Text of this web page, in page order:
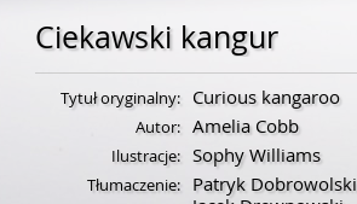
Ciekawski kangur
Tytuł oryginalny: Curious kangaroo
Autor: Amelia Cobb
Ilustracje: Sophy Williams
Tłumaczenie:
Patryk Dobrowolski